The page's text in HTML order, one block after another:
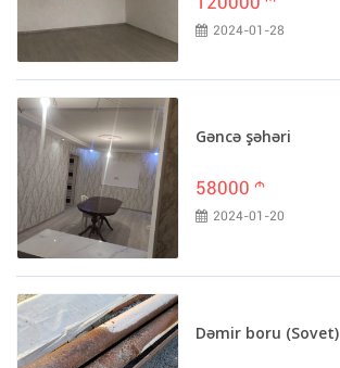
2024-01-28
Gəncə şəhəri
58000 m
2024-01-20
Dəmir boru (Sovet)